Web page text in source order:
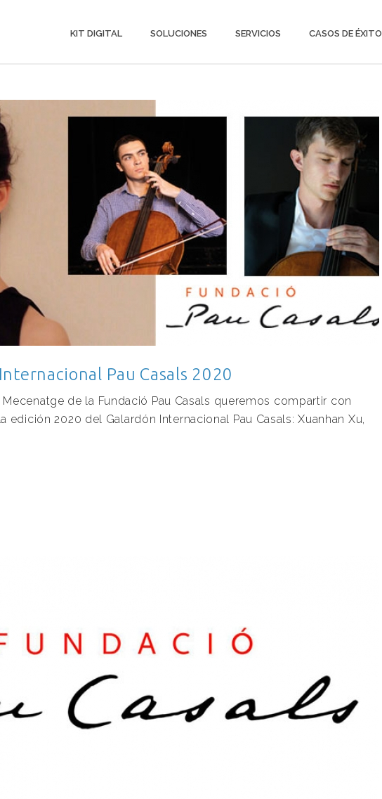
KIT DIGITAL SOLUCIONES SERVICIOS CASOS DE ÉXITO
Pau Casals 2020
de la Fundació Pau Casals queremos compartir con
2020 del Galardón Internacional Pau Casals: Xuanhan Xu,